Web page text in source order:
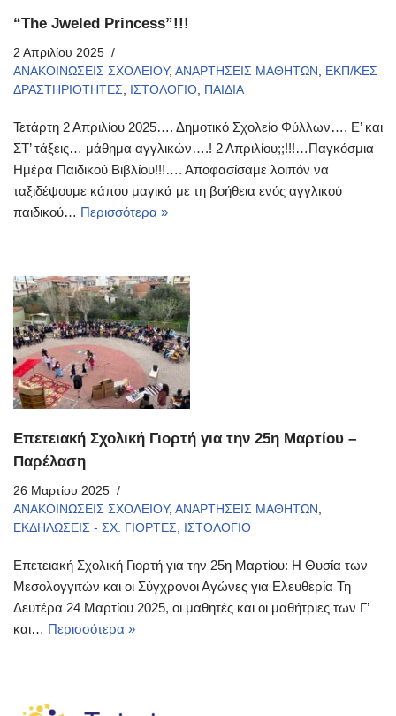
“The Jweled Princess”!!!
2 Απριλίου 2025
ΑΝΑΚΟΙΝΩΣΕΙΣ ΣΧΟΛΕΙΟΥ, ΑΝΑΡΤΗΣΕΙΣ ΜΑΘΗΤΩΝ , ΕΚΠ/ΚΕΣ
ΔΡΑΣΤΗΡΙΟΤΗΤΕΣ, ΙΣΤΟΛΟΓΙΟ, ΠΑΙΔΙΑ
Τετάρτη 2 Απριλίου 2025…. Δημοτικό Σχολείο Φύλλων…. Ε’ και
ΣΤ’ τάξεις… μάθημα αγγλικών….! 2 Απριλίου;;!!!…Παγκόσμια
Ημέρα Παιδικού Βιβλίου!!!…. Αποφασίσαμε λοιπόν να
ταξιδέψουμε κάπου μαγικά με τη βοήθεια ενός αγγλικού
παιδικού… Περισσότερα »
Επετειακή Σχολική Γιορτή για την 25η Μαρτίου –
Παρέλαση
26 Μαρτίου 2025
ΑΝΑΚΟΙΝΩΣΕΙΣ ΣΧΟΛΕΙΟΥ, ΑΝΑΡΤΗΣΕΙΣ ΜΑΘΗΤΩΝ ,
ΕΚΔΗΛΩΣΕΙΣ - ΣΧ. ΓΙΟΡΤΕΣ, ΙΣΤΟΛΟΓΙΟ
Επετειακή Σχολική Γιορτή για την 25η Μαρτίου: Η Θυσία των
Μεσολογγιτών και οι Σύγχρονοι Αγώνες για Ελευθερία Τη
Δευτέρα 24 Μαρτίου 2025, οι μαθητές και οι μαθήτριες των Γ’
και… Περισσότερα »